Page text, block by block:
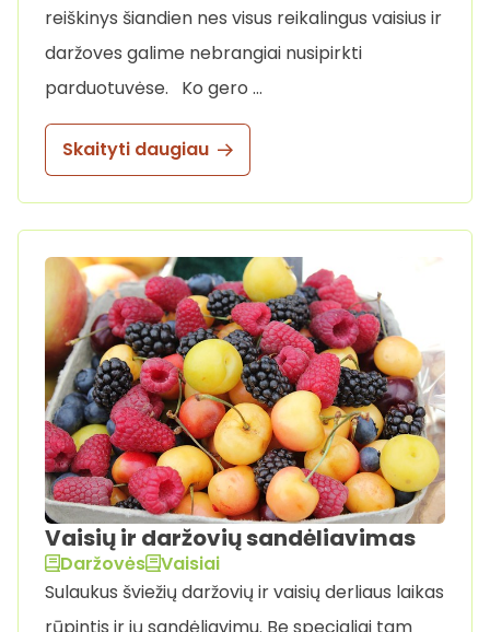
reiškinys šiandien nes visus reikalingus vaisius ir
daržoves galime nebrangiai nusipirkti
parduotuvėse. Ko gero …
Skaityti daugiau
Vaisių ir daržovių sandėliavimas
Daržovės
Vaisiai
Sulaukus šviežių daržovių ir vaisių derliaus laikas
rūpintis ir jų sandėliavimu. Be specialiai tam